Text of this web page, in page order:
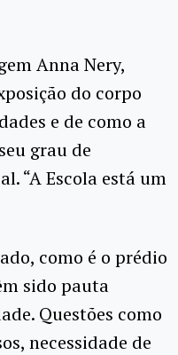
Anna Nery,
do corpo
e de como a
grau de
“A Escola está um
como é o prédio
sido pauta
Questões como
necessidade de